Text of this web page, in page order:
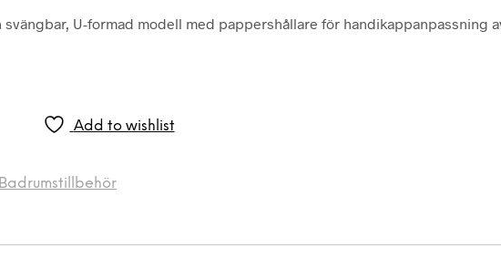
svängbar, U-formad modell med pappershållare för handikappanpassning
Add to wishlist
Badrumstillbehör